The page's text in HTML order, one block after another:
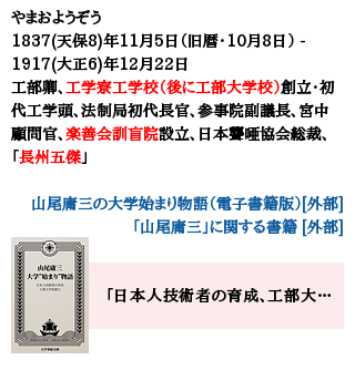
「日本人技術者の育成、工部大学校創立」​ 山尾庸三の大学”始まり”物語
やまおようぞう
1837(天保8)年11月5日（旧暦・10月8日） -
1917(大正6)年12月22日
工部卿、 工学寮工学校（後に工部大学校）創立・初
代工学頭、法制局初代長官、参事院副議長、宮中
顧問官、 楽善会訓盲院設立、日本聾唖協会総裁、
「 長州五傑 」
山尾庸三の大学始まり物語（電子書籍版）[外部]
​「山尾庸三」に関する書籍 [外部]